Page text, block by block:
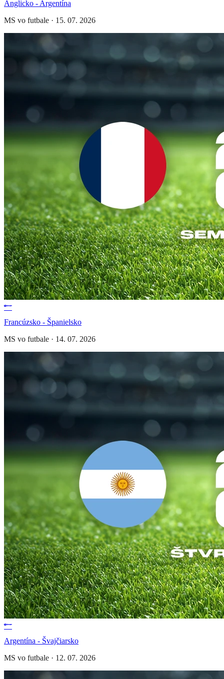
Anglicko - Argentína
MS vo futbale · 15. 07. 2026
Francúzsko - Španielsko
MS vo futbale · 14. 07. 2026
Argentína - Švajčiarsko
MS vo futbale · 12. 07. 2026